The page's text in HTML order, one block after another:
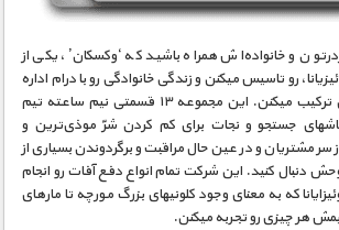
و خانواده‌اش همراه باشید که ‘وکسکان’، یکی از
رو تاسیس میکنن و زندگی خانوادگی رو با درام اداره
یک کسب و کار موفق ترکیب میکنن. این مجموعه ۱۳ قسمتی نیم ساعته تیم
جستجو و نجات برای کم کردن شرّ موذی‌ترین و
سر مشتریان و در عین حال مراقبت و برگردوندن بسیاری از
دنبال کنید. این شرکت تمام انواع دفع آفات رو انجام
که به معنای وجود کلونیهای بزرگ مورچه تا مارهای
هر چیزی رو تجربه میکنن.